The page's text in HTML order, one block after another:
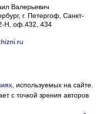
Валерьевич
г. Петергоф Санкт-
Н, оф.432, 434
, используемых на сайте.
с точкой зрения авторов